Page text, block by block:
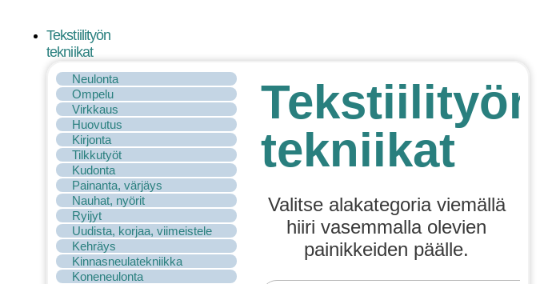
Tekstiilityön
tekniikat
Neulonta
Ompelu
Virkkaus
Huovutus
Kirjonta
Tilkkutyöt
Kudonta
Painanta, värjäys
Nauhat, nyörit
Ryijyt
Uudista, korjaa, viimeistele
Kehräys
Kinnasneulatekniikka
Koneneulonta
Tekstiilityön
tekniikat
Valitse alakategoria viemällä
hiiri vasemmalla olevien
painikkeiden päälle.